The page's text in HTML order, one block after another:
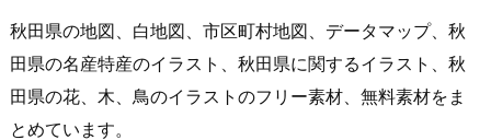
秋田県の地図、白地図、市区町村地図、データマップ、秋
田県の名産特産のイラスト、秋田県に関するイラスト、秋
田県の花、木、鳥のイラストのフリー素材、無料素材をま
とめています。